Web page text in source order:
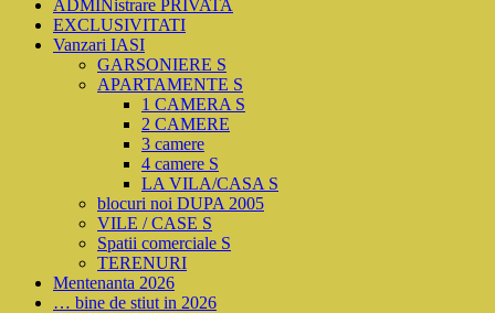
ADMINistrare PRIVATA
EXCLUSIVITATI
Vanzari IASI
GARSONIERE S
APARTAMENTE S
1 CAMERA S
2 CAMERE
3 camere
4 camere S
LA VILA/CASA S
blocuri noi DUPA 2005
VILE / CASE S
Spatii comerciale S
TERENURI
Mentenanta 2026
… bine de stiut in 2026